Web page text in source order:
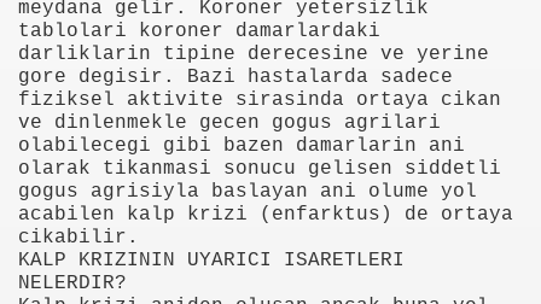
meydana gelir. Koroner yetersizlik
tablolari koroner damarlardaki
darliklarin tipine derecesine ve yerine
gore degisir. Bazi hastalarda sadece
fiziksel aktivite sirasinda ortaya cikan
ve dinlenmekle gecen gogus agrilari
olabilecegi gibi bazen damarlarin ani
olarak tikanmasi sonucu gelisen siddetli
gogus agrisiyla baslayan ani olume yol
acabilen kalp krizi (enfarktus) de ortaya
cikabilir.
KALP KRIZININ UYARICI ISARETLERI
NELERDIR?
77-73 Yenildi